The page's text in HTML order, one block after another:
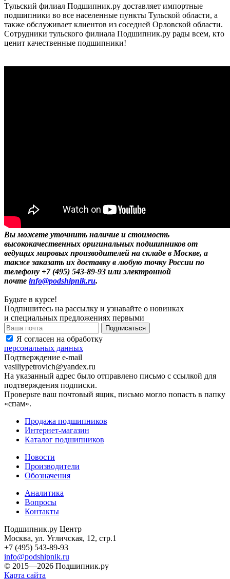
Тульский филиал Подшипник.ру доставляет импортные
подшипники во все населенные пункты Тульской области, а
также обслуживает клиентов из соседней Орловской области.
Сотрудники тульского филиала Подшипник.ру рады всем, кто
ценит качественные подшипники!
Вы можете уточнить наличие и стоимость
высококачественных оригинальных подшипников от
ведущих мировых производителей на складе в Москве, а
также заказать их доставку в любую точку России по
телефону +7 (495) 543-89-93 или электронной
почте info@podshipnik.ru.
Будьте в курсе!
Подпишитесь на рассылку и узнавайте о новинках
и специальных предложениях первыми
Я согласен на обработку
персональных данных
Подтверждение e-mail
vasiliypetrovich@yandex.ru
На указанный адрес было отправлено письмо с ссылкой для
подтверждения подписки.
Проверьте ваш почтовый ящик, письмо могло попасть в папку
«спам».
Продажа подшипников
Интернет-магазин
Каталог подшипников
Новости
Производители
Обозначения
Аналитика
Вопросы
Контакты
Подшипник.ру Центр
Москва, ул. Угличская, 12, стр.1
+7 (495) 543-89-93
info@podshipnik.ru
© 2015—2026 Подшипник.ру
Карта сайта